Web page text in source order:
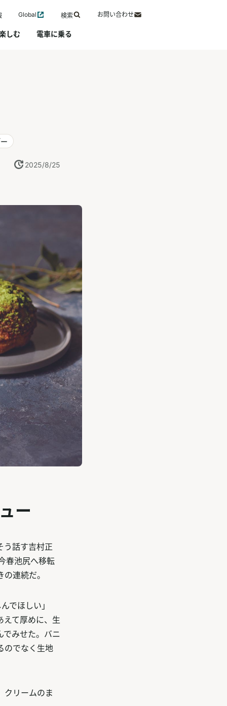
Global 検索 お問い合わせ
しむ 電車に乗る
2025/8/25
ー
う話す吉村正
春池尻へ移転
連続だ。
でほしい」
えて厚めに、生
でみせた。バニ
のでなく生地
クリームのま